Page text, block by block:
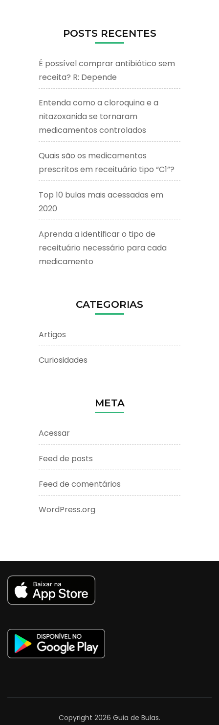
POSTS RECENTES
É possível comprar antibiótico sem
receita? R: Depende
Entenda como a cloroquina e a
nitazoxanida se tornaram
medicamentos controlados
Quais são os medicamentos
prescritos em receituário tipo “C1”?
Top 10 bulas mais acessadas em
2020
Aprenda a identificar o tipo de
receituário necessário para cada
medicamento
CATEGORIAS
Artigos
Curiosidades
META
Acessar
Feed de posts
Feed de comentários
WordPress.org
Copyright 2026 Guia de Bulas.